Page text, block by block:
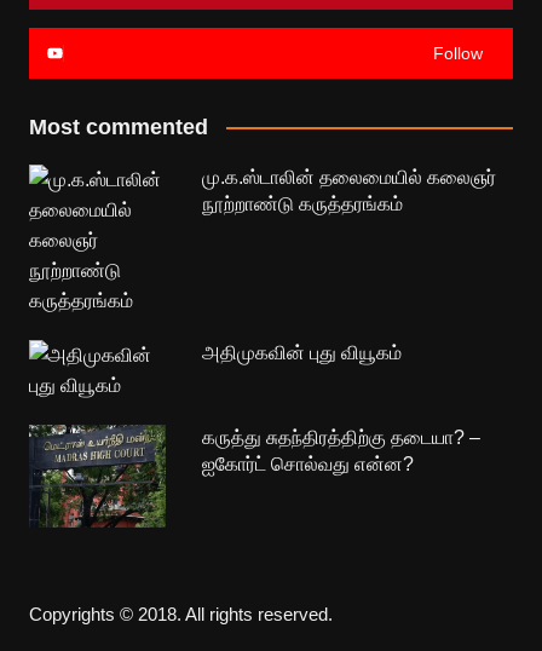
Follow
Most commented
மு.க.ஸ்டாலின் தலைமையில் கலைஞர்
நூற்றாண்டு கருத்தரங்கம்
அதிமுகவின் புது வியூகம்
கருத்து சுதந்திரத்திற்கு தடையா? –
ஐகோர்ட் சொல்வது என்ன?
Copyrights © 2018. All rights reserved.